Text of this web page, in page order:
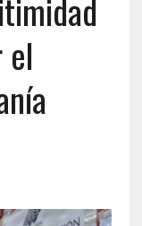
el